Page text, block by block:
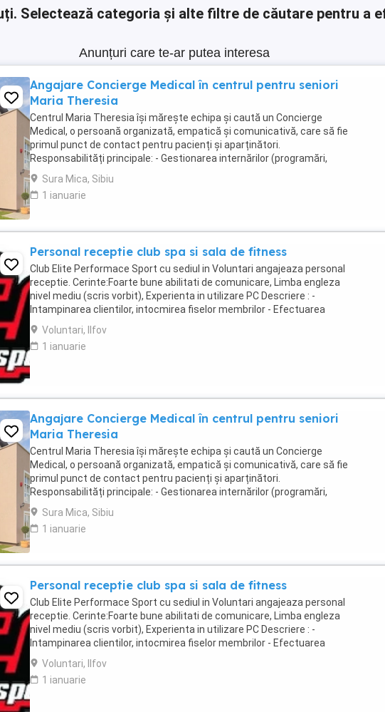
Selectează categoria și alte filtre de căutare pentru a
Anunțuri care te-ar putea interesa
Angajare Concierge Medical în centrul pentru seniori
Maria Theresia
Centrul Maria Theresia își mărește echipa și caută un Concierge
Medical, o persoană organizată, empatică și comunicativă, care să fie
primul punct de contact pentru pacienți și aparținători.
Responsabilități principale: - Gestionarea internărilor (programări,
documente, relația cu aparținătorii) - ...
Sura Mica, Sibiu
1 ianuarie
Personal receptie club spa si sala de fitness
Club Elite Performace Sport cu sediul in Voluntari angajeaza personal
receptie. Cerinte:Foarte bune abilitati de comunicare, Limba engleza
nivel mediu (scris vorbit), Experienta in utilizare PC Descriere : -
Intampinarea clientilor, intocmirea fiselor membrilor - Efectuarea
operatiunilor check in - ...
Voluntari, Ilfov
1 ianuarie
Angajare Concierge Medical în centrul pentru seniori
Maria Theresia
Centrul Maria Theresia își mărește echipa și caută un Concierge
Medical, o persoană organizată, empatică și comunicativă, care să fie
primul punct de contact pentru pacienți și aparținători.
Responsabilități principale: - Gestionarea internărilor (programări,
documente, relația cu aparținătorii) - ...
Sura Mica, Sibiu
1 ianuarie
Personal receptie club spa si sala de fitness
Club Elite Performace Sport cu sediul in Voluntari angajeaza personal
receptie. Cerinte:Foarte bune abilitati de comunicare, Limba engleza
nivel mediu (scris vorbit), Experienta in utilizare PC Descriere : -
Intampinarea clientilor, intocmirea fiselor membrilor - Efectuarea
operatiunilor check in - ...
Voluntari, Ilfov
1 ianuarie